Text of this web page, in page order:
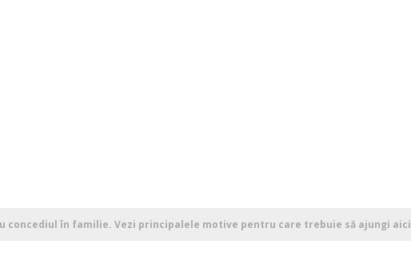
concediul în familie. Vezi principalele motive pentru care trebuie să ajungi aici